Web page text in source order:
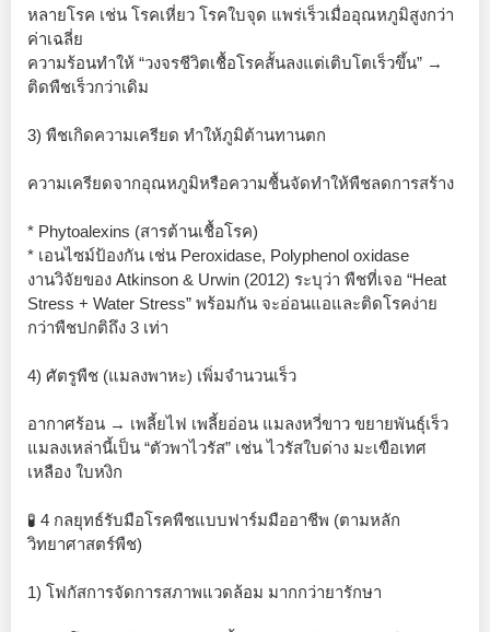
หลายโรค เช่น โรคเหี่ยว โรคใบจุด แพร่เร็วเมื่ออุณหภูมิสูงกว่า
ค่าเฉลี่ย
ความร้อนทำให้ “วงจรชีวิตเชื้อโรคสั้นลงแต่เติบโตเร็วขึ้น” →
ติดพืชเร็วกว่าเดิม
3) พืชเกิดความเครียด ทำให้ภูมิต้านทานตก
ความเครียดจากอุณหภูมิหรือความชื้นจัดทำให้พืชลดการสร้าง
* Phytoalexins (สารต้านเชื้อโรค)
* เอนไซม์ป้องกัน เช่น Peroxidase, Polyphenol oxidase
งานวิจัยของ Atkinson & Urwin (2012) ระบุว่า พืชที่เจอ “Heat
Stress + Water Stress” พร้อมกัน จะอ่อนแอและติดโรคง่าย
กว่าพืชปกติถึง 3 เท่า
4) ศัตรูพืช (แมลงพาหะ) เพิ่มจำนวนเร็ว
อากาศร้อน → เพลี้ยไฟ เพลี้ยอ่อน แมลงหวี่ขาว ขยายพันธุ์เร็ว
แมลงเหล่านี้เป็น “ตัวพาไวรัส” เช่น ไวรัสใบด่าง มะเขือเทศ
เหลือง ใบหงิก
🧪 4 กลยุทธ์รับมือโรคพืชแบบฟาร์มมืออาชีพ (ตามหลัก
วิทยาศาสตร์พืช)
1) โฟกัสการจัดการสภาพแวดล้อม มากกว่ายารักษา